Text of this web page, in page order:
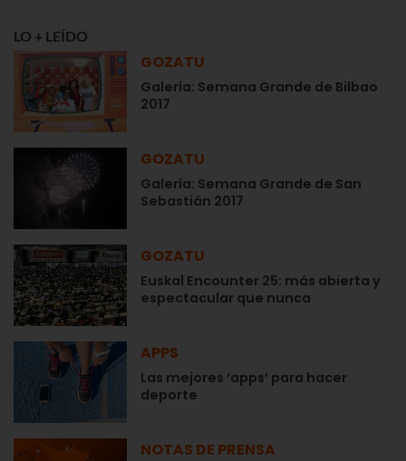
LO + LEÍDO
GOZATU
Galería: Semana Grande de Bilbao
2017
GOZATU
Galería: Semana Grande de San
Sebastián 2017
GOZATU
Euskal Encounter 25: más abierta y
espectacular que nunca
APPS
Las mejores ‘apps’ para hacer
deporte
NOTAS DE PRENSA